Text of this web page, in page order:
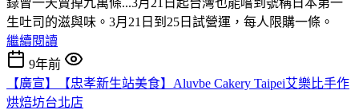
生吐司的滋與味。3月21日到25日試營運，每人限購一條。
繼續閱讀
9年前
【廣宣】【忠孝新生站美食】Aluvbe Cakery Taipei艾樂比手作
烘焙坊台北店